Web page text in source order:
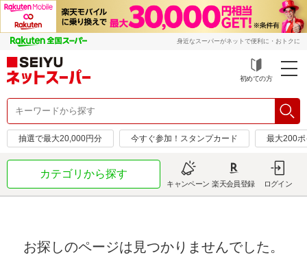
身近なスーパーがネットで便利に・おトクに
初めての方
抽選で最大20,000円分 今すぐ参加！スタンプカード 最大200
カテゴリから探す
キャンペーン 楽天会員登録 ログイン
お探しのページは見つかりませんでした。